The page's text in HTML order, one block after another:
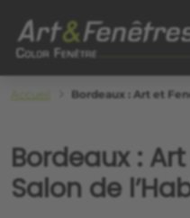
Bordeaux : Art et
Bordeaux :
Salon de
Color Fenêtre